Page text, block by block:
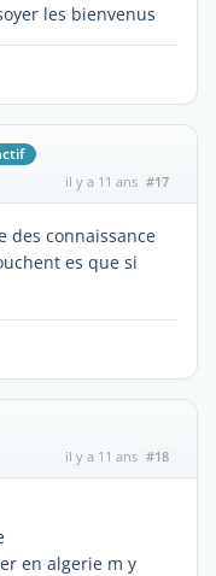
les bienvenus
il y a 11 ans #17
des connaissance
es que si
il y a 11 ans #18
en algerie m y